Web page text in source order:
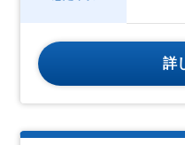
詳